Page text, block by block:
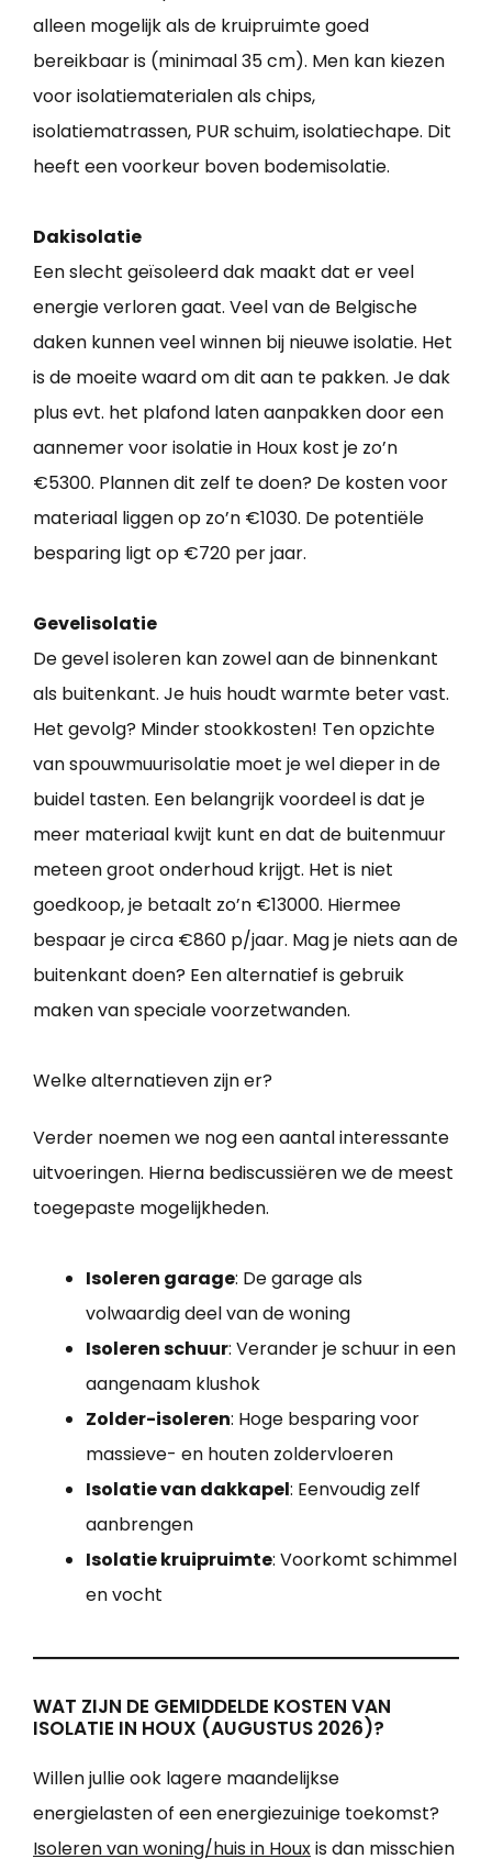
alleen mogelijk als de kruipruimte goed
bereikbaar is (minimaal 35 cm). Men kan kiezen
voor isolatiematerialen als chips,
isolatiematrassen, PUR schuim, isolatiechape. Dit
heeft een voorkeur boven bodemisolatie.
Dakisolatie
Een slecht geïsoleerd dak maakt dat er veel
energie verloren gaat. Veel van de Belgische
daken kunnen veel winnen bij nieuwe isolatie. Het
is de moeite waard om dit aan te pakken. Je dak
plus evt. het plafond laten aanpakken door een
aannemer voor isolatie in Houx kost je zo’n
€5300. Plannen dit zelf te doen? De kosten voor
materiaal liggen op zo’n €1030. De potentiële
besparing ligt op €720 per jaar.
Gevelisolatie
De gevel isoleren kan zowel aan de binnenkant
als buitenkant. Je huis houdt warmte beter vast.
Het gevolg? Minder stookkosten! Ten opzichte
van spouwmuurisolatie moet je wel dieper in de
buidel tasten. Een belangrijk voordeel is dat je
meer materiaal kwijt kunt en dat de buitenmuur
meteen groot onderhoud krijgt. Het is niet
goedkoop, je betaalt zo’n €13000. Hiermee
bespaar je circa €860 p/jaar. Mag je niets aan de
buitenkant doen? Een alternatief is gebruik
maken van speciale voorzetwanden.
Welke alternatieven zijn er?
Verder noemen we nog een aantal interessante
uitvoeringen. Hierna bediscussiëren we de meest
toegepaste mogelijkheden.
Isoleren garage: De garage als
volwaardig deel van de woning
Isoleren schuur: Verander je schuur in een
aangenaam klushok
Zolder-isoleren: Hoge besparing voor
massieve- en houten zoldervloeren
Isolatie van dakkapel: Eenvoudig zelf
aanbrengen
Isolatie kruipruimte: Voorkomt schimmel
en vocht
WAT ZIJN DE GEMIDDELDE KOSTEN VAN
ISOLATIE IN HOUX (AUGUSTUS 2026)?
Willen jullie ook lagere maandelijkse
energielasten of een energiezuinige toekomst?
Isoleren van woning/huis in Houxis dan misschien